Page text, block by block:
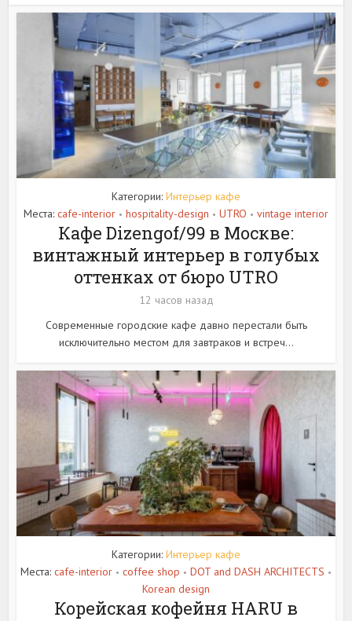
Категории: Интерьер кафе
Места: cafe-interior • hospitality-design • UTRO • vintage interior
Кафе Dizengof/99 в Москве:
винтажный интерьер в голубых
оттенках от бюро UTRO
12 часов назад
Современные городские кафе давно перестали быть
исключительно местом для завтраков и встреч...
Категории: Интерьер кафе
Места: cafe-interior • coffee shop • DOT and DASH ARCHITECTS •
Korean design
Корейская кофейня HARU в